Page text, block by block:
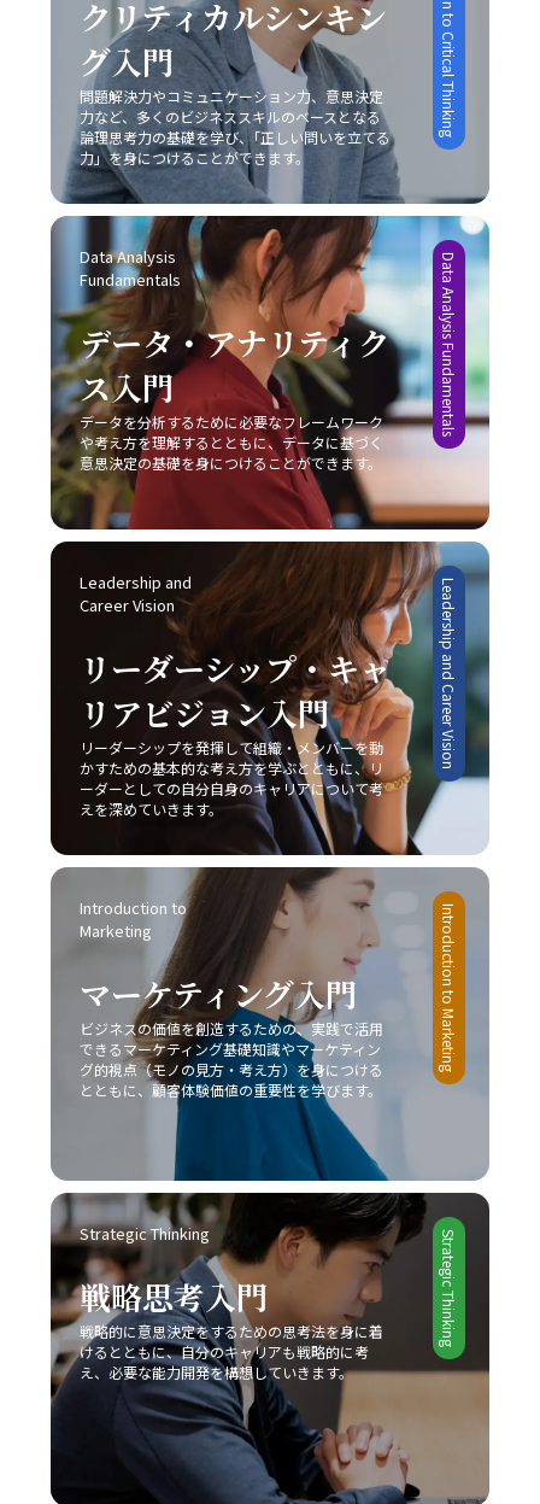
も欠かせません。また、自己の論理的思考を鍛えることに
よって、伝えたい内容を的確にまとめる力は、長期的には
コミュニケーション能力の向上に直結します。これによ
り、仕事で話が噛み合わない状況を未然に防ぎ、また発生
した場合にも迅速かつ効果的に対処できる基盤を作ること
が可能となります。最終的に、若手ビジネスマンにとって
重要なのは、一方的なコミュニケーションではなく、双方
の意図や認識を共有しあう姿勢です。今回ご紹介したポイ
ントを実践し、「仕事で話が噛み合わない人との対処法」
を日常の業務に取り入れることで、組織内の信頼関係の再
構築や業務効率の向上を実現できるでしょう。常に自己の
コミュニケーションスキルを磨き、効果的な意思疎通を心
がけることが、ビジネスパーソンとしての成長に直結する
重要な要素となります。
なコミュニケーションにつながります。 また、コミュニ
ケーションの現場がどのような「場」か、つまり使用する
媒体や環境に応じた戦略も大切です。対面での会議、電話
会議、メール、オンラインミーティングなど、ツールや場
面ごとに適したコミュニケーションの方法が存在します。
そのため、各媒体の持つ特性や限界を理解し、状況に合わ
せた柔軟な対応が必要不可欠となります。こうした注意点
を踏まえて、自己のコミュニケーション能力を継続的にブ
ラッシュアップしていくことが、キャリアの成長に繋がる
のです。 まとめ 本記事では、「ビジネスにおけるコミュ
ニケーション能力」における重要性と、その構成要素、さ
らには具体的な現場での実践方法と注意点について解説し
ました。現代ビジネスにおいて、コミュニケーションは単
なる情報伝達ではなく、相手に行動変容を促すための極め
て高度なスキルであり、論理的思考、感情表現、非言語的
伝達、そして状況に応じた柔軟な対応が求められます。特
に、若手ビジネスマンはこの能力を磨くことで、上司や同
僚、さらには対外のステークホルダーとの信頼関係を築
き、組織全体の業績向上や自らのキャリアアップに直結さ
せることが可能となります。 また、コミュニケーション
の成功は意識的な目的設定と適切な手法の選択に依存する
ため、日々の業務の中で自らの発言や対話を振り返り、ど
のように相手に伝わっているかを検証する姿勢が不可欠で
す。若手ビジネスマンとしては、まずは基本的なスキルを
習得し、実践を重ねながら「論理」と「感情」のバランス
を追求することが、信頼構築および成果創出への近道であ
ると言えます。今後も、技術の進化とグローバル化が進む
中で、多様なコミュニケーション手法を状況に応じて使い
分けるセンスを養い、柔軟な対応力を持つことが求められ
るでしょう。 最終的に、「ビジネスにおけるコミュニケ
ーション能力」における本質は、発信者が目的を明確に
し、受信者がその意図を正確に理解するという双方の協調
です。これを実現するためには、日々の実務の中での振り
返りと研鑽が不可欠であり、自らのコミュニケーションス
タイルを磨き上げることが、結果として組織全体のパフォ
ーマンス向上に繋がるのです。自分自身の成長と共に、組
織全体での良好な情報共有が促進されることにより、ビジ
ネスの現場における成果が確実に向上するでしょう。
す。スマートフォン市場におけるモトローラの事例では、
他社との差別化に失敗し、急激な技術革新に乗り遅れて市
場からの孤立を招きました。また、日産自動車は過度なコ
スト削減施策により品質低下とブランドイメージの低下を
招いた結果、激戦区でのシェア確保に大きな課題を突きつ
けられました。これらの事例は、レッドオーシャンの戦い
方においては、単なるコスト削減や市場模倣だけでは不十
分であり、明確な差別化戦略と自社の独自性の追求が不可
欠であることを示しています。 レッドオーシャンとブル
ーオーシャンの使い分け レッドオーシャン市場における
戦略と対比して、ブルーオーシャン戦略は競争のない新た
な市場の創出を目指すアプローチです。ブルーオーシャン
では、既存市場の枠にとらわれずに新規需要を発掘するこ
とが重視されるため、一見すると魅力的な選択肢に映りま
す。しかし、どちらの戦略を採用するかは、自社の経営資
源、強み、さらには市場環境の成熟度によって大きく左右
されるため、慎重な分析が求められます。レッドオーシャ
ンの戦い方においては、既存市場で確固たる地位を築くた
めに、いかに自社の独自性を打ち出し、競合他社との差別
化を成功させるかが非常に重要な要素となります。 具体
例として、大手家電メーカーが技術力と広範な販売網とい
う強みを持ちながらも、成熟市場での競争に挑むケース
や、ベンチャー企業が限定されたリソースを最大限に活か
してニッチ市場で新たな需要を創造するケースなど、各企
業は自社の特性に応じた戦略を展開しています。このよう
な事例からも、どの市場戦略を採るにしても、常に自社の
強みと市場環境の両面を的確に把握し、その上でレッドオ
ーシャンの戦い方を実践することが成功の鍵であることが
明らかです。 実践に向けた心構えと今後の展望 レッドオ
ーシャンの戦い方を実践するためには、単なる理論や事例
の学習に留まらず、実際のビジネス現場での迅速な対応と
継続的な改善が求められます。まず、自社の強みや改善点
を冷静に分析し、どの戦略が最も有効であるかを判断する
ことが重要です。また、顧客のニーズや市場動向の変化に
敏感であること、そして柔軟な戦略の見直しが不可欠とな
ります。市場は常に変動し続けており、今日の成功が明日
の成功を保証するものではないため、レッドオーシャンの
戦い方においては常に革新と挑戦の姿勢を維持しなければ
なりません。 今後、AIやIoT、さらにはブロックチェーン
技術など最先端技術の進展が加速することで、ビジネス環
境は一層複雑化するとみられます。しかし、このような変
動期においては、逆に新たなビジネスモデルや市場ニーズ
が生まれるチャンスも多く存在します。将来的には、従来
のレッドオーシャンの戦い方に加え、テクノロジーを駆使
したデジタル戦略との融合が、企業の競争力を左右する重
要な要素となることは間違いありません。そのため、今の
うちから情報収集や市場分析に注力し、柔軟かつ先見性の
ある戦略を構築することが求められます。 まとめ 本記事
では、2025年という変革の時代において、20代の若手ビ
ジネスマンが直面する厳しい市場環境の中で、「レッドオ
ーシャンの戦い方」の重要性とその具体的な戦略について
解説してきました。レッドオーシャンとは、既存市場にお
ける激しい競争環境を指し、価格競争や限られた市場シェ
ア、利益率の低下といったリスクが伴います。このような
中で成功するためには、他社との差別化、コストリーダー
シップ、ニッチ戦略など自社の強みを最大限に活かすアプ
ローチが不可欠です。また、デジタル技術や最新の市場動
向を取り入れることで、従来の戦略だけでなく新たなビジ
ネスモデルの構築が求められています。 今後のビジネス
機関やカウンセラーの協力を仰ぐことも大切です。一人で
抱え込むことなく、適切なサポートを受けながら、自己管
理能力の向上を図ることが求められます。このように、先
延ばし癖の注意点は単なる行動パターンの問題を超えて、
複雑な心理的・環境的要因が絡み合っているため、多角的
な視点からの対策が必要不可欠です。 ビジネス現場で
は、タスクを早期に処理する仕組みや、効率的なスケジュ
ール管理システムの導入も推奨されています。現代のITツ
ールを活用し、リマインダー機能やタイムマネジメントア
プリを上手に利用することで、先延ばし癖を改善する一助
となります。ただし、こうしたツールも万能ではなく、自
身の内面的な問題と向き合い、根本的な解決策を模索しな
ければ、「後回し癖 改善」は真の意味で実現されないで
しょう。 まとめ 「後回し癖の改善」は、20代の若手ビジ
ネスマンにとって極めて重要なテーマです。タスクの先延
ばしは、自己効力感の低下、ストレスの蓄積、生産性の低
下、さらにはキャリアの成長機会の逸失といった深刻な影
響を及ぼします。そのため、自己管理能力の向上を図るた
めには、まず自分自身の心理的背景や業務環境を冷静に分
析することが不可欠です。また、具体的な改善策として
は、以下の8つの方法が有効であると考えられます。 ま
ず、「とりあえずはじめてみる」というシンプルながらも
強力な方法があります。初動の一歩を踏み出すことで、
徐々にタスクへの抵抗感が薄れ、以降の作業がスムーズに
進む効果が期待できます。次に、簡単に実行可能なタスク
から取り掛かることにより、成功体験を積み重ねる点も重
要です。成功体験は自信を形成し、やがて大きな課題に対
しても積極的に取り組む原動力となります。 さらに、や
るべきタスクに専念できる環境を整えることも、先延ばし
癖の改善に有効です。職場や自宅での雑音や不要な割り込
みを排除し、集中できる空間を確保する工夫は、業務効率
の向上につながります。目標を細かく設定し、進捗状況を
明確に把握することで、自分自身の達成度を視覚化し、モ
チベーションを維持することが可能です。また、締切を2
段階で設定する方法も、タスクを段階的に処理し、プロジ
ェクト全体を効率的に管理するための有効な手段と言える
でしょう。 完璧主義に陥らず、自分に過度な厳しさを課
さない点や、失敗を恐れずに挑戦する姿勢を持つことも、
先延ばし癖改善の鍵となります。たとえば、多少のミスや
失敗は成長過程の一部と捉え、次回への学びとすること
で、行動へのブレーキを緩めることができます。さらに、
周囲の信頼できる同僚や上司に適切に協力を求めること
で、タスクの分担や業務効率の向上にもつながり、結果と
して「後回し癖の改善」が促進されます。 総じて、先延
ばし癖の改善は単なる業務の効率化に留まらず、自己成長
やキャリアアップ、そして精神的健康に直結する課題で
す。20代の若手ビジネスマンは、日々の忙しさに追われ
る中で、この先延ばしという悪循環を断ち切り、主体的か
つ計画的な行動を身につけることが、将来的な成功に不可
欠であると言えるでしょう。一度自らの行動パターンを見
直し、ここで紹介した8つの方法を実践することで、徐々
に「後回し癖の改善」の効果を実感できるはずです。 最
終的には、先延ばし癖を克服し、時間とエネルギーを有効
活用するための意識改革が求められます。焦らず、一歩一
歩着実に、自己改善のプロセスを進めることが重要です。
皆さんが今後、業務上の課題を迅速かつ効果的に解決し、
自己成長を加速させる一助となることを心より願っていま
す。この取り組みが、豊かなキャリア形成と充実した人生
への道を切り開くための大きな一歩となるでしょう。
クリティカルシンキン
グ入門
問題解決力やコミュニケーション力、意思決定
力など、多くのビジネススキルのベースとなる
論理思考力の基礎を学び、｢正しい問いを立てる
力」を身につけることができます。
Data Analysis
Fundamentals
データ・アナリティク
ス入門
データを分析するために必要なフレームワーク
や考え方を理解するとともに、データに基づく
意思決定の基礎を身につけることができます。
Data Analysis Fundamentals
Leadership and
Career Vision
リーダーシップ・キャ
リアビジョン入門
リーダーシップを発揮して組織・メンバーを動
かすための基本的な考え方を学ぶとともに、リ
ーダーとしての自分自身のキャリアについて考
えを深めていきます。
Leadership and Career Vision
Introduction to
Marketing
マーケティング入門
ビジネスの価値を創造するための、実践で活用
できるマーケティング基礎知識やマーケティン
グ的視点（モノの見方・考え方）を身につける
とともに、顧客体験価値の重要性を学びます。
Introduction to Marketing
Strategic Thinking
戦略思考入門
戦略的に意思決定をするための思考法を身に着
けるとともに、自分のキャリアも戦略的に考
え、必要な能力開発を構想していきます。
Strategic Thinking